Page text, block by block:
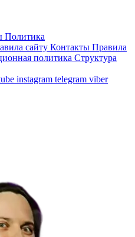
Политика
сайту Контакты Правила
политика Структура
instagram telegram viber